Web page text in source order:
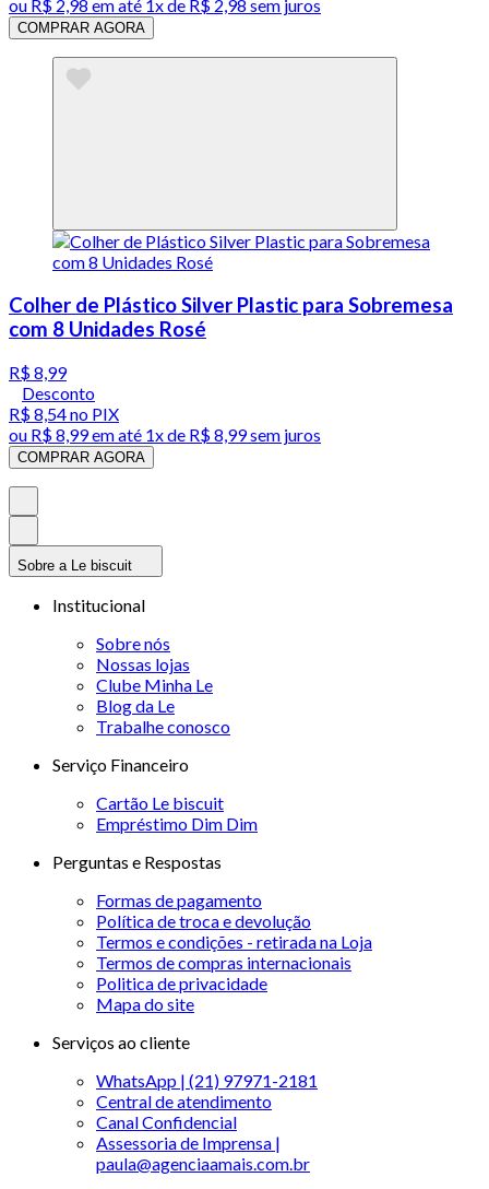
ou R$ 2,98 em até 1x de R$ 2,98 sem juros
COMPRAR AGORA
Colher de Plástico Silver Plastic para Sobremesa
com 8 Unidades Rosé
R$ 8,99
Desconto
R$ 8,54no PIX
ou R$ 8,99em até 1x de R$ 8,99sem juros
COMPRAR AGORA
Sobre a Le biscuit
Institucional
Sobre nós
Nossas lojas
Clube Minha Le
Blog da Le
Trabalhe conosco
Serviço Financeiro
Cartão Le biscuit
Empréstimo Dim Dim
Perguntas e Respostas
Formas de pagamento
Política de troca e devolução
Termos e condições - retirada na Loja
Termos de compras internacionais
Politica de privacidade
Mapa do site
Serviços ao cliente
WhatsApp | (21) 97971-2181
Central de atendimento
Canal Confidencial
Assessoria de Imprensa |
paula@agenciaamais.com.br